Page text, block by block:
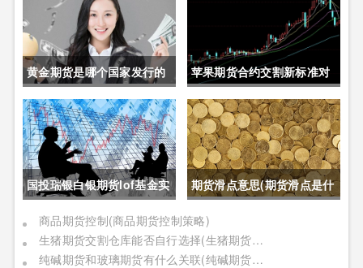
黄金期货是哪个国家发行的
呢(黄金期货是属于国内盘
吗)
苹果期货合约交割新标准对
价格的影响(苹果期货合约交
割新标准对价格的影响有哪
些)
国投瑞银白银期货lof基金实
时行情(国投瑞银白银期货
lof基金实时行情怎么样)
期货滑点意思(期货滑点是什
么意思)
商品期货控制(商品期货控制策略)
生猪期货交割仓库能否自行选择(生猪期货交割仓库能否自行选择仓位)
纯碱期货和玻璃期货有什么关联(纯碱期货和玻璃期货有什么关联吗)